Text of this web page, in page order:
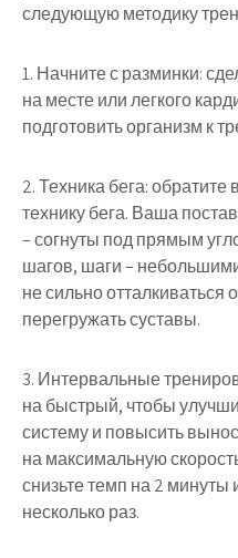
следующую методику
1. Начните с разминки:
на месте или легкого
подготовить организм к
2. Техника бега:
технику бега. Ваша
– согнуты под прямым
шагов, шаги –
не сильно отталкиваться
перегружать суставы.
3. Интервальные
на быстрый, чтобы
систему и повысить
на максимальную
снизьте темп на 2 минуты
несколько раз.